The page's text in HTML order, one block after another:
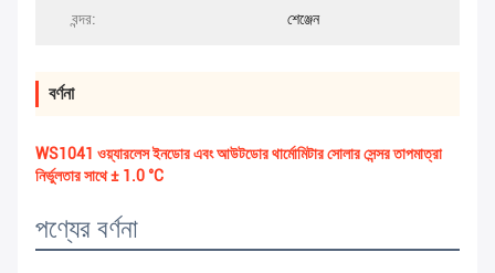
বন্দর: শেঞ্জেন
বর্ণনা
WS1041 ওয়্যারলেস ইনডোর এবং আউটডোর থার্মোমিটার সোলার সেন্সর তাপমাত্রা
নির্ভুলতার সাথে ± 1.0 °C
পণ্যের বর্ণনা